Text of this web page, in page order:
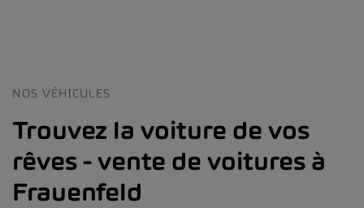
NOS VÉHICULES
Trouvez la voiture de vos
rêves - vente de voitures à
Frauenfeld